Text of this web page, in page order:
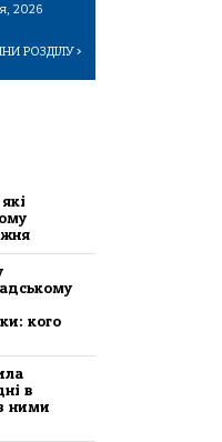
2026
РОЗДІЛУ>
кого
в
ними